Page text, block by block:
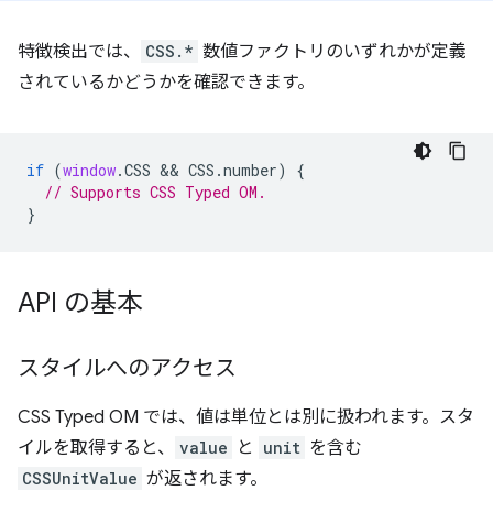
特徴検出では、 CSS.* 数値ファクトリのいずれかが定義
されているかどうかを確認できます。
if (window.CSS && CSS .number)
{
// Supports CSS Typed OM.
}
API の基本
スタイルへのアクセス
CSS Typed OM では、値は単位とは別に扱われます。スタ
イルを取得すると、
value と unit を含む
CSSUnitValue が返されます。